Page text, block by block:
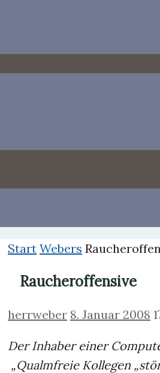
Start Webers
Raucheroffensive
herrweber 8. Januar 2008
Der Inhaber einer
„Qualmfreie Kollegen